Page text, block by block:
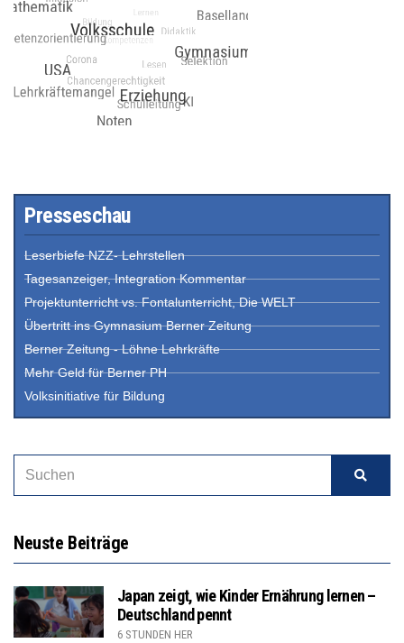
Presseschau
Leserbiefe NZZ- Lehrstellen
Tagesanzeiger, Integration Kommentar
Projektunterricht vs. Fontalunterricht, Die WELT
Übertritt ins Gymnasium Berner Zeitung
Berner Zeitung - Löhne Lehrkräfte
Mehr Geld für Berner PH
Volksinitiative für Bildung
Neuste Beiträge
Japan zeigt, wie Kinder Ernährung lernen –
Deutschland pennt
6 STUNDEN HER